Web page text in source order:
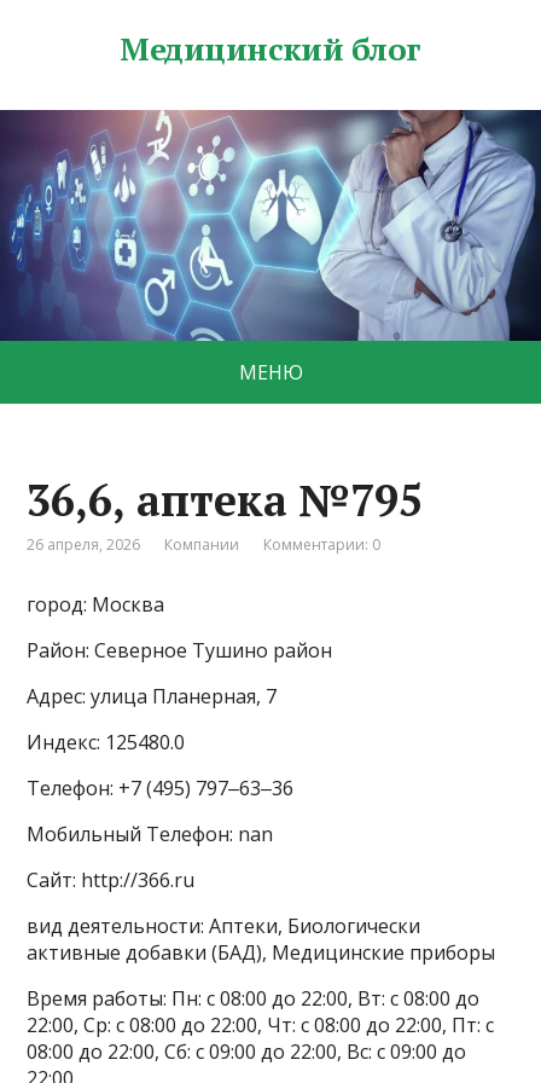
Медицинский блог
МЕНЮ
36,6, аптека №795
26 апреля, 2026 Компании Комментарии: 0
город: Москва
Район: Северное Тушино район
Адрес: улица Планерная, 7
Индекс: 125480.0
Телефон: +7 (495) 797‒63‒36
Мобильный Телефон: nan
Сайт: http://366.ru
вид деятельности: Аптеки, Биологически
активные добавки (БАД), Медицинские приборы
Время работы: Пн: с 08:00 до 22:00, Вт: с 08:00 до
22:00, Ср: с 08:00 до 22:00, Чт: с 08:00 до 22:00, Пт: с
08:00 до 22:00, Сб: с 09:00 до 22:00, Вс: с 09:00 до